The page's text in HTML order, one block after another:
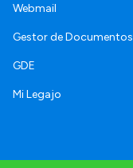
Webmail
Gestor de Documentos
GDE
Mi Legajo